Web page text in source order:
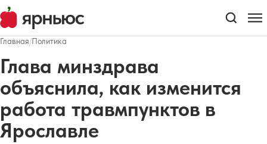
Главная/Политика
Глава минздрава
объяснила, как изменится
работа травмпунктов в
Ярославле